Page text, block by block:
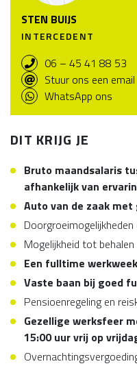
STEN BUIJS
INTERCEDENT
06 – 45 41 88 53
Stuur ons een email
WhatsApp ons
DIT KRIJG JE
Bruto maandsalaris
afhankelijk van
Auto van de zaak
Mogelijkheid tot
Een fulltime
Vaste baan bij goed
Pensioenregeling en
Gezellige werksfeer
15:00 uur vrij op